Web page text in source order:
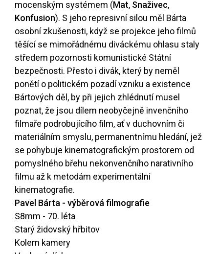
mocenským systémem (Mat, Snaživec,
Konfusion). S jeho represivní silou měl Bárta
osobní zkušenosti, když se projekce jeho filmů
těšící se mimořádnému diváckému ohlasu staly
středem pozornosti komunistické Státní
bezpečnosti. Přesto i divák, který by neměl
ponětí o politickém pozadí vzniku a existence
Bártových děl, by při jejich zhlédnutí musel
poznat, že jsou dílem neobyčejně invenčního
filmaře podrobujícího film, ať v duchovním či
materiálním smyslu, permanentnímu hledání, jež
se pohybuje kinematografickým prostorem od
pomyslného břehu nekonvenčního narativního
filmu až k metodám experimentální
kinematografie.
Pavel Bárta - výběrová filmografie
S8mm - 70. léta
Starý židovský hřbitov
Kolem kamery